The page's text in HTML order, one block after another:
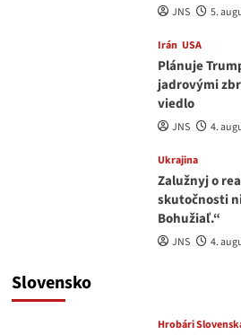
JNS 5.
Irán USA
Plánuje
jadrovými
viedlo
JNS 4.
Ukrajina
Zalužnyj o
skutočnosti
Bohužiaľ.“
JNS 4.
Slovensko
Hrobári